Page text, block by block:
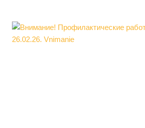
СИСТЕМЫ
ЭЛЕКТРОННЫЙ